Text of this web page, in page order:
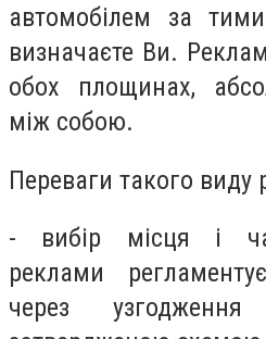
автомобілем за
визначаєте Ви.
обох площинах,
між собою.
Переваги такого виду
- вибір місця і
реклами
через